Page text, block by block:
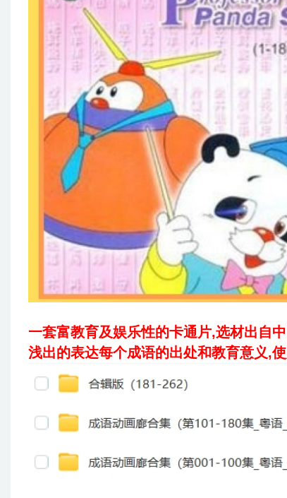
一套富教育及娱乐性的卡通片,选材出自
浅出的表达每个成语的出处和教育意义,